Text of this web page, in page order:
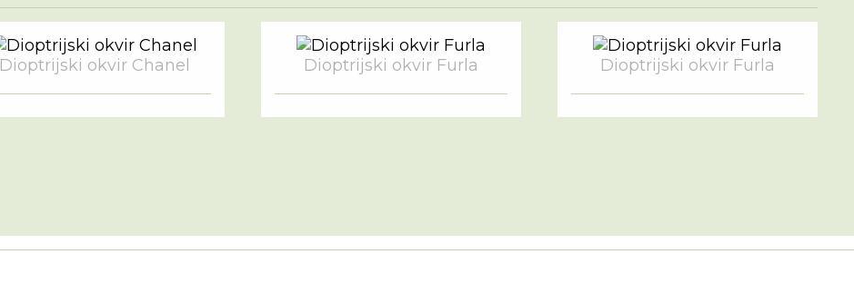
Dioptrijski okvir Chanel Dioptrijski okvir Furla Dioptrijski okvir Furla